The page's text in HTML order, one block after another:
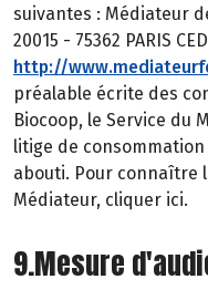
suivantes : Médiateur
20015 - 75362 PARIS
http://
préalable écrite des
Biocoop, le Service du
litige de
abouti. Pour connaître
Médiateur, cliquer ici.
9.Mesure